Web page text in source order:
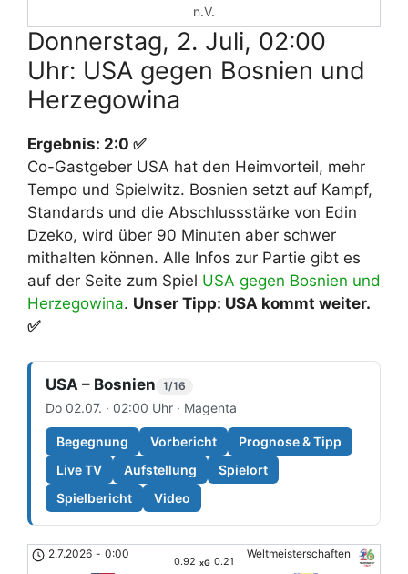
n.V.
Donnerstag, 2. Juli, 02:00
Uhr: USA gegen Bosnien und
Herzegowina
Ergebnis: 2:0 ✅
Co-Gastgeber USA hat den Heimvorteil, mehr
Tempo und Spielwitz. Bosnien setzt auf Kampf,
Standards und die Abschlussstärke von Edin
Dzeko, wird über 90 Minuten aber schwer
mithalten können. Alle Infos zur Partie gibt es
auf der Seite zum Spiel USA gegen Bosnien und
Herzegowina. Unser Tipp: USA kommt weiter.
✅
USA – Bosnien 1/16
Do 02.07. · 02:00 Uhr · Magenta
Begegnung Vorbericht
Prognose & Tipp
Live TV
Aufstellung
Spielort
Spielbericht
Video
Weltmeisterschaften
2.7.2026 - 0:00
0.92 xG 0.21